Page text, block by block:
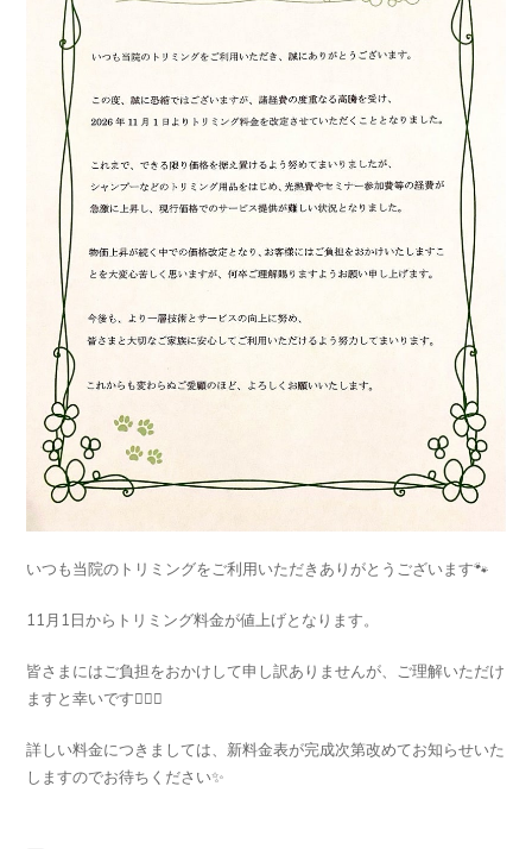
いつも当院のトリミングをご利用いただきありがとうございます🐾
11月1日からトリミング料金が値上げとなります。
皆さまにはご負担をおかけして申し訳ありませんが、ご理解いただけ
ますと幸いです🙇🏻‍♀️
詳しい料金につきましては、新料金表が完成次第改めてお知らせいた
しますのでお待ちください✨